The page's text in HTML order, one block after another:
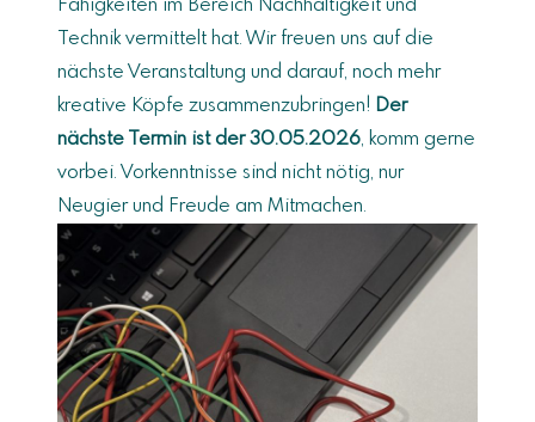
Fähigkeiten im Bereich Nachhaltigkeit und
Technik vermittelt hat. Wir freuen uns auf die
nächste Veranstaltung und darauf, noch mehr
kreative Köpfe zusammenzubringen! Der
nächste Termin ist der 30.05.2026, komm gerne
vorbei. Vorkenntnisse sind nicht nötig, nur
Neugier und Freude am Mitmachen.